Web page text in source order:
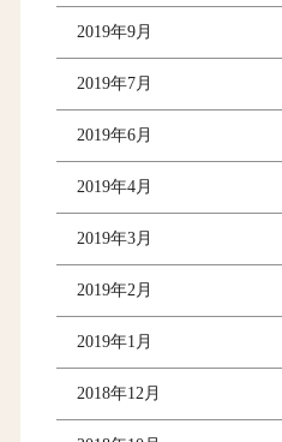
2019年9月
2019年7月
2019年6月
2019年4月
2019年3月
2019年2月
2019年1月
2018年12月